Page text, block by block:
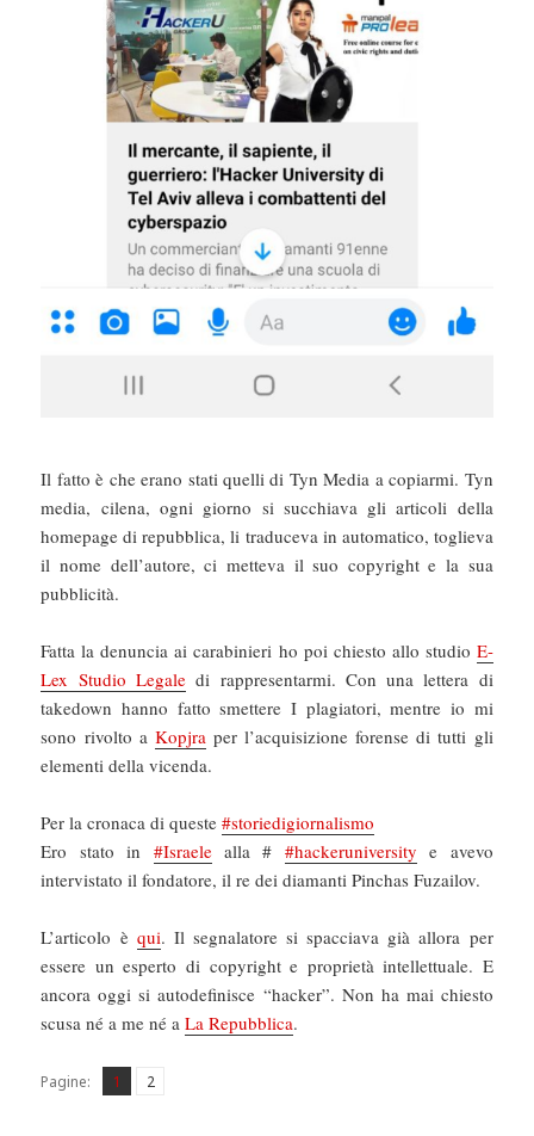
Il fatto è che erano stati quelli di Tyn Media a copiarmi. Tyn
media, cilena, ogni giorno si succhiava gli articoli della
homepage di repubblica, li traduceva in automatico, toglieva
il nome dell’autore, ci metteva il suo copyright e la sua
pubblicità.
Fatta la denuncia ai carabinieri ho poi chiesto allo studio E-
Lex Studio Legaledi rappresentarmi. Con una lettera di
takedown hanno fatto smettere I plagiatori, mentre io mi
sono rivolto a Kopjra per l’acquisizione forense di tutti gli
elementi della vicenda.
Per la cronaca di queste#storiedigiornalismo
Ero stato in #Israelealla # #hackeruniversity e avevo
intervistato il fondatore, il re dei diamanti Pinchas Fuzailov.
L’articolo è qui. Il segnalatore si spacciava già allora per
essere un esperto di copyright e proprietà intellettuale. E
ancora oggi si autodefinisce “hacker”. Non ha mai chiesto
scusa né a me né aLa Repubblica.
Pagine: Pagina
1 ,
Pagina
2